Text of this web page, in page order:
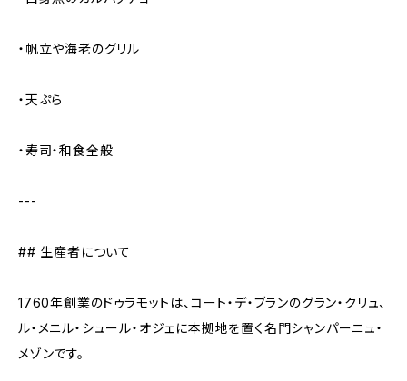
・帆立や海老のグリル
・天ぷら
・寿司・和食全般
---
## 生産者について
1760年創業のドゥラモットは、コート・デ・ブランのグラン・クリュ、
ル・メニル・シュール・オジェに本拠地を置く名門シャンパーニュ・
メゾンです。